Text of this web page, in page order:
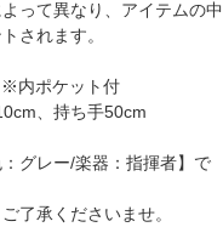
って異なり、アイテムの中
されます。
内ポケット付
、持ち手50cm
グレー/楽器：指揮者】で
了承くださいませ。